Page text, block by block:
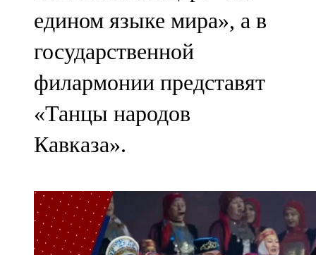
едином языке мира», а в
государственной
филармонии представят
«Танцы народов
Кавказа».